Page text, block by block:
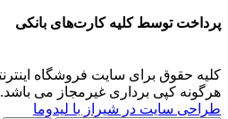
پرداخت توسط کلیه کارت‌های بانکی
هرگونه کپی برداری غیرمجاز می باشد.
طراحی سایت در شیراز با لیدوما